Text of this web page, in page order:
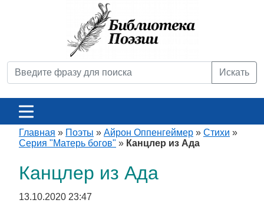
Искать
Главная » Поэты » Айрон Оппенгеймер » Стихи »
Серия "Матерь богов" » Канцлер из Ада
Канцлер из Ада
13.10.2020 23:47